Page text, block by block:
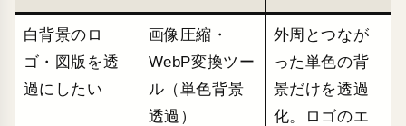
白背景のロ
ゴ・図版を透
過にしたい
画像圧縮・
WebP変換ツー
ル（単色背景
透過）
外周とつなが
った単色の背
景だけを透過
化。ロゴのエ